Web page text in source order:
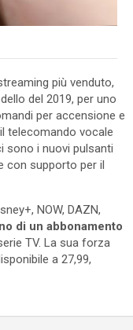
più venduto,
del 2019, per uno
per accensione e
telecomando vocale
sono i nuovi pulsanti
con supporto per il
NOW, DAZN,
di un abbonamento
TV. La sua forza
a 27,99,